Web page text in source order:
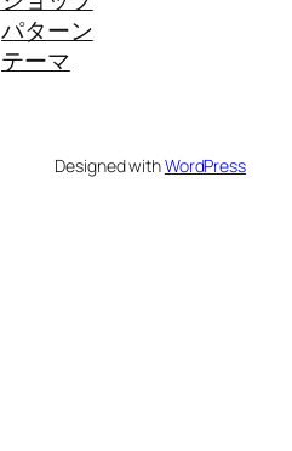
パターン
テーマ
Designed withWordPress